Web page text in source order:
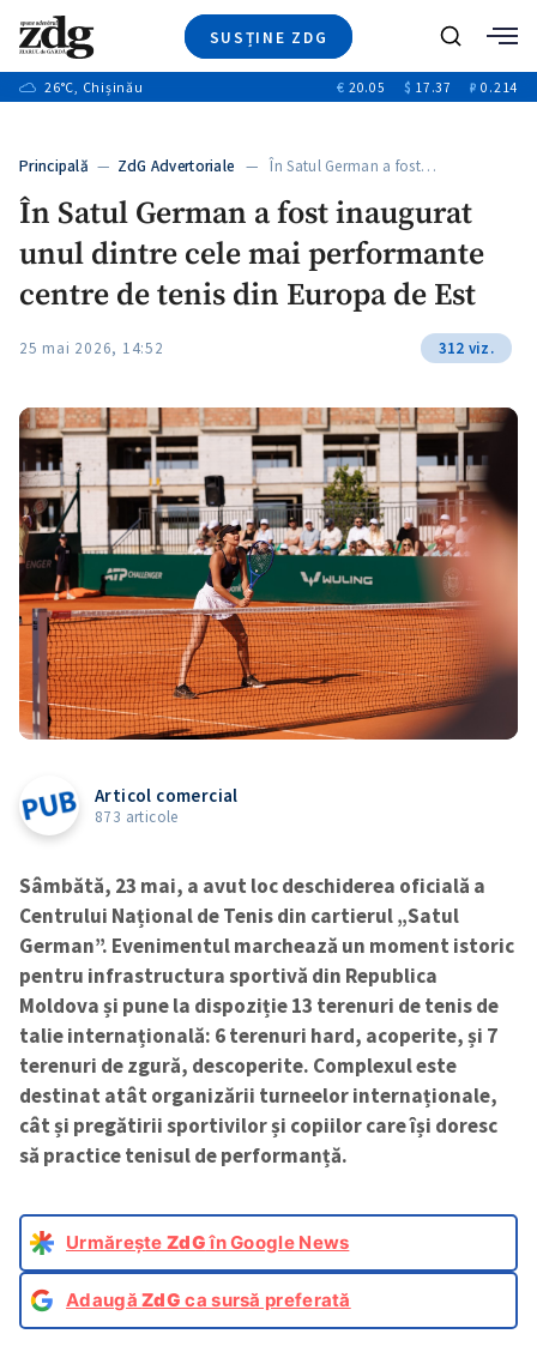
SUSȚINE ZDG
Ştiri
+8
Special
+1
Blog
ZdGust
Caută
26°C, Chișinău € 20.05 $ 17.37 ₽ 0.214
Principală — ZdG Advertoriale — În Satul German a fost…
În Satul German a fost inaugurat
unul dintre cele mai performante
centre de tenis din Europa de Est
25 mai 2026, 14:52 312 viz.
Articol comercial
873 articole
Sâmbătă, 23 mai, a avut loc deschiderea oficială a
Centrului Național de Tenis din cartierul „Satul
German”. Evenimentul marchează un moment istoric
pentru infrastructura sportivă din Republica
Moldova și pune la dispoziție 13 terenuri de tenis de
talie internațională: 6 terenuri hard, acoperite, și 7
terenuri de zgură, descoperite. Complexul este
destinat atât organizării turneelor internaționale,
cât și pregătirii sportivilor și copiilor care își doresc
să practice tenisul de performanță.
Urmărește ZdGîn Google News
AdaugăZdG ca sursă preferată